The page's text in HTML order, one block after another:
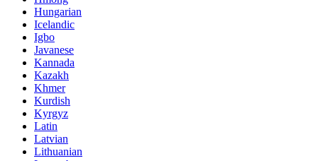
Hungarian
Icelandic
Igbo
Javanese
Kannada
Kazakh
Khmer
Kurdish
Kyrgyz
Latin
Latvian
Lithuanian